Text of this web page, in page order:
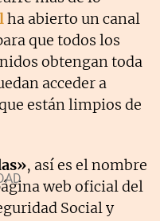
ha abierto un canal
que todos los
obtengan toda
acceder a
están limpios de
, así es el nombre
web oficial del
Social y